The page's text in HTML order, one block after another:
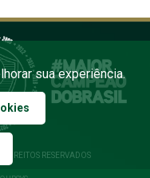
DIREITOS RESERVADOS
sua experiência.